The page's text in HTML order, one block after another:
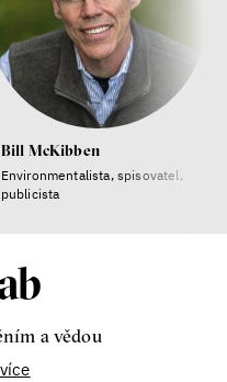
Bill McKibben
Environmentalista, spisovatel,
publicista
a vědou